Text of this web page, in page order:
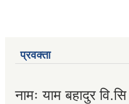
प्रवक्ता
नामः याम बहादुर वि.सि